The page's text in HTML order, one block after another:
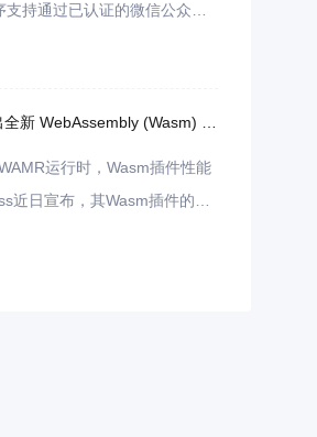
持通过已认证的微信公众号
无需进行单独认证即可使用，
运行时，Wasm插件性能
近日宣布，其Wasm插件的运
切换到WebAssemblyMicroRu